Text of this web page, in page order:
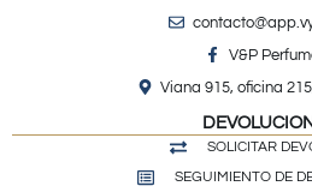
V&P
Viana 915, oficina
SOLICITAR
SEGUIMIENTO DE